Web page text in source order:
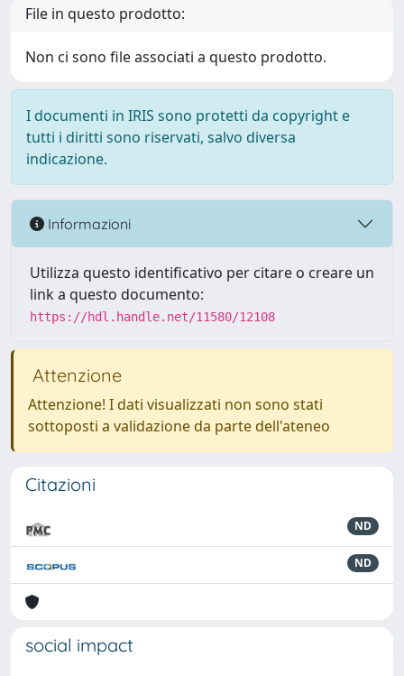
File in questo prodotto:
Non ci sono file associati a questo prodotto.
I documenti in IRIS sono protetti da copyright e
tutti i diritti sono riservati, salvo diversa
indicazione.
Informazioni
Utilizza questo identificativo per citare o creare un
link a questo documento:
https://hdl.handle.net/11580/12108
Attenzione
Attenzione! I dati visualizzati non sono stati
sottoposti a validazione da parte dell'ateneo
Citazioni
ND
ND
social impact